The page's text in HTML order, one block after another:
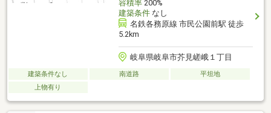
容積率200%
建築条件なし
名鉄各務原線 市民公園前駅 徒歩
5.2km
岐阜県岐阜市芥見嵯峨１丁目
建築条件なし 南道路
平坦地
上物有り